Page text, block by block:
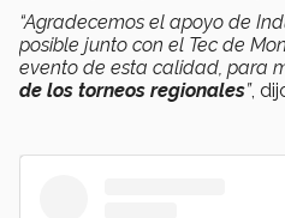
“Agradecemos el apoyo de
posible junto con el Tec de
evento de esta calidad, para
de los torneos regionales”,